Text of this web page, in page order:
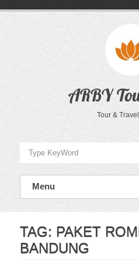
ARBY
Tour &
Menu
TAG: PAKET
BANDUNG